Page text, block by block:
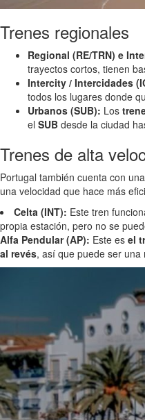
Trenes regionales
Regional (RE/TRN) e
trayectos cortos, tienen
Intercity / Intercidades
todos los lugares donde
Urbanos (SUB): Los
el SUB desde la ciudad
Trenes de alta
Portugal también cuenta con una
una velocidad que hace más
Celta (INT): Este tren
propia estación, pero no se
Alfa Pendular (AP): Este es el
al revés, así que puede ser